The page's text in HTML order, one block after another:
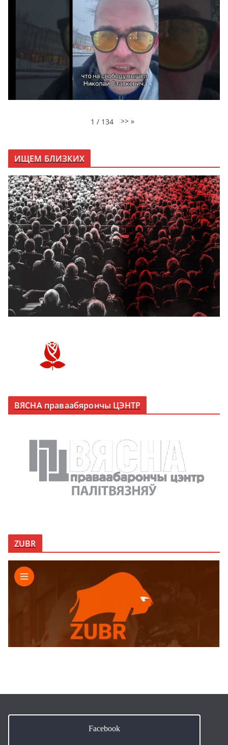
1 / 134 >> »
ИЩЕМ БЛИЗКИХ
ВЯСНА праваабярончы ЦЭНТР
ZUBR
Facebook